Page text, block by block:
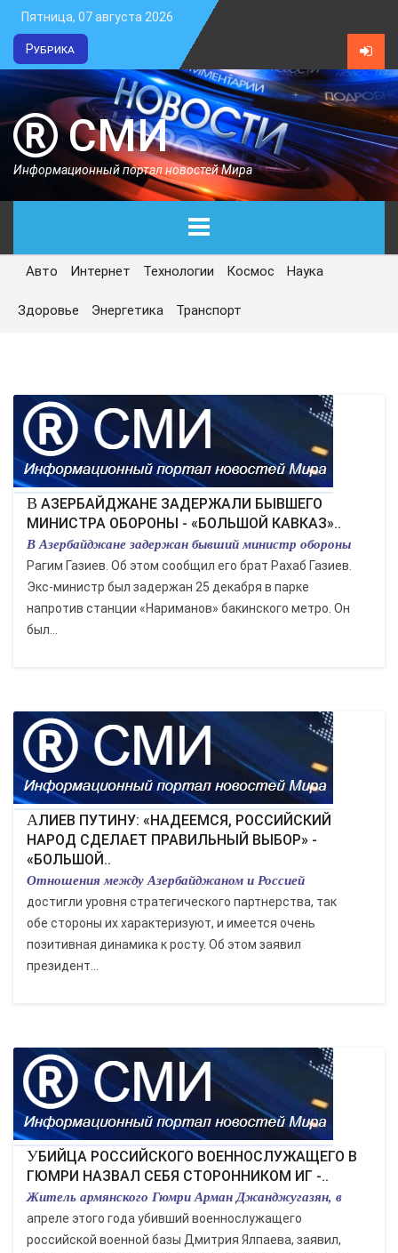
Пятница, 07 августа 2026
Рубрика
СМИ
Информационный портал новостей Мира
ГЛАВНАЯ
СЕГОДНЯ
ЭКОНОМИКА
КУЛЬТУРА
СПОРТ
ВОЕННЫЕ ДЕЙСТВИЯ
ПРОИСШЕСТВИЯ
Авто Интернет Технологии Космос Наука
Здоровье Энергетика Транспорт
В АЗЕРБАЙДЖАНЕ ЗАДЕРЖАЛИ БЫВШЕГО
МИНИСТРА ОБОРОНЫ - «БОЛЬШОЙ КАВКАЗ»..
В Азербайджане задержан бывший министр обороны
Рагим Газиев. Об этом сообщил его брат Рахаб Газиев.
Экс-министр был задержан 25 декабря в парке
напротив станции «Нариманов» бакинского метро. Он
был...
АЛИЕВ ПУТИНУ: «НАДЕЕМСЯ, РОССИЙСКИЙ
НАРОД СДЕЛАЕТ ПРАВИЛЬНЫЙ ВЫБОР» -
«БОЛЬШОЙ..
Отношения между Азербайджаном и Россией
достигли уровня стратегического партнерства, так
обе стороны их характеризуют, и имеется очень
позитивная динамика к росту. Об этом заявил
президент...
УБИЙЦА РОССИЙСКОГО ВОЕННОСЛУЖАЩЕГО В
ГЮМРИ НАЗВАЛ СЕБЯ СТОРОННИКОМ ИГ -..
Житель армянского Гюмри Арман Джанджугазян, в
апреле этого года убивший военнослужащего
российской военной базы Дмитрия Ялпаева, заявил,